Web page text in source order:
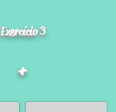
Exercício 3
+